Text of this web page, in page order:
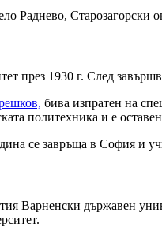
Раднево, Старозагорски
през 1930 г. След
бива изпратен на
политехника и е
се завръща в София и
Варненски държавен